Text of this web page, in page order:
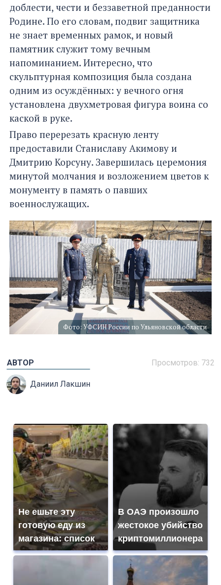
доблести, чести и беззаветной преданности
Родине. По его словам, подвиг защитника
не знает временных рамок, и новый
памятник служит тому вечным
напоминанием. Интересно, что
скульптурная композиция была создана
одним из осуждённых: у вечного огня
установлена двухметровая фигура воина со
каской в руке.
Право перерезать красную ленту
предоставили Станиславу Акимову и
Дмитрию Корсуну. Завершилась церемония
минутой молчания и возложением цветов к
монументу в память о павших
военнослужащих.
Фото: УФСИН России по Ульяновской области
Просмотров: 732
АВТОР
Даниил Лакшин
Не ешьте эту
готовую еду из
магазина: список
В ОАЭ произошло
жестокое убийство
криптомиллионера